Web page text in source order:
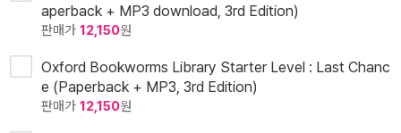
aperback + MP3 download, 3rd Edition)
판매가 12,150원
Oxford Bookworms Library Starter Level : Last Chanc
e (Paperback + MP3, 3rd Edition)
판매가 12,150원